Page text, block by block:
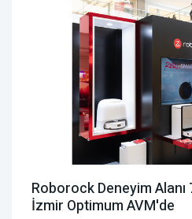
Roborock Deneyim
İzmir Optimum AVM'de